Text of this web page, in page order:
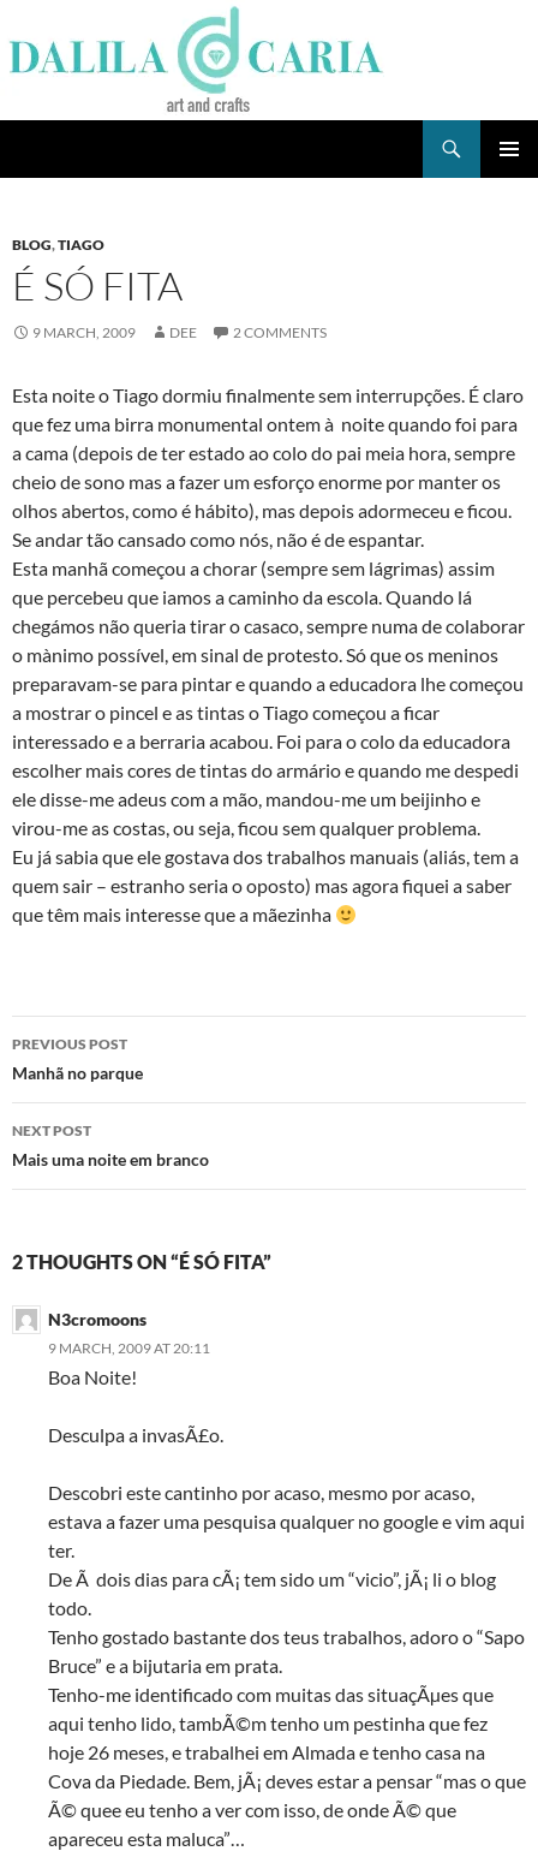
to
content
BLOG,TIAGO
É SÓ FITA
9 MARCH, 2009 DEE 2 COMMENTS
Esta noite o Tiago dormiu finalmente sem interrupções. É claro
que fez uma birra monumental ontem à noite quando foi para
a cama (depois de ter estado ao colo do pai meia hora, sempre
cheio de sono mas a fazer um esforço enorme por manter os
olhos abertos, como é hábito), mas depois adormeceu e ficou.
Se andar tão cansado como nós, não é de espantar.
Esta manhã começou a chorar (sempre sem lágrimas) assim
que percebeu que iamos a caminho da escola. Quando lá
chegámos não queria tirar o casaco, sempre numa de colaborar
o mà­nimo possível, em sinal de protesto. Só que os meninos
preparavam-se para pintar e quando a educadora lhe começou
a mostrar o pincel e as tintas o Tiago começou a ficar
interessado e a berraria acabou. Foi para o colo da educadora
escolher mais cores de tintas do armário e quando me despedi
ele disse-me adeus com a mão, mandou-me um beijinho e
virou-me as costas, ou seja, ficou sem qualquer problema.
Eu já sabia que ele gostava dos trabalhos manuais (aliás, tem a
quem sair – estranho seria o oposto) mas agora fiquei a saber
que têm mais interesse que a mãezinha
Post
navigation
PREVIOUS POST
Manhã no parque
NEXT POST
Mais uma noite em branco
2 THOUGHTS ON “É SÓ FITA”
N3cromoons
9 MARCH, 2009 AT 20:11
Boa Noite!
Desculpa a invasÃ£o.
Descobri este cantinho por acaso, mesmo por acaso,
estava a fazer uma pesquisa qualquer no google e vim aqui
ter.
De Ã dois dias para cÃ¡ tem sido um “vicio”, jÃ¡ li o blog
todo.
Tenho gostado bastante dos teus trabalhos, adoro o “Sapo
Bruce” e a bijutaria em prata.
Tenho-me identificado com muitas das situaçÃµes que
aqui tenho lido, tambÃ©m tenho um pestinha que fez
hoje 26 meses, e trabalhei em Almada e tenho casa na
Cova da Piedade. Bem, jÃ¡ deves estar a pensar “mas o que
Ã© quee eu tenho a ver com isso, de onde Ã© que
apareceu esta maluca”…